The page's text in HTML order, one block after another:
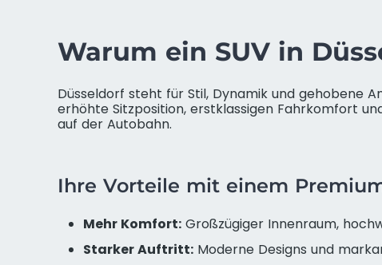
Warum ein SUV in
Düsseldorf steht für Stil, Dynamik und gehobene
erhöhte Sitzposition, erstklassigen Fahrkomfort
auf der Autobahn.
Ihre Vorteile mit einem
Mehr Komfort: Großzügiger Innenraum,
Starker Auftritt: Moderne Designs und